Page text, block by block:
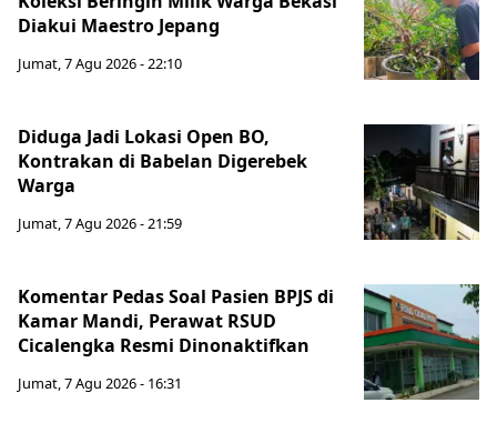
Diakui Maestro Jepang
Jumat, 7 Agu 2026 - 22:10
Diduga Jadi Lokasi Open BO,
Kontrakan di Babelan Digerebek
Warga
Jumat, 7 Agu 2026 - 21:59
Komentar Pedas Soal Pasien BPJS di
Kamar Mandi, Perawat RSUD
Cicalengka Resmi Dinonaktifkan
Jumat, 7 Agu 2026 - 16:31